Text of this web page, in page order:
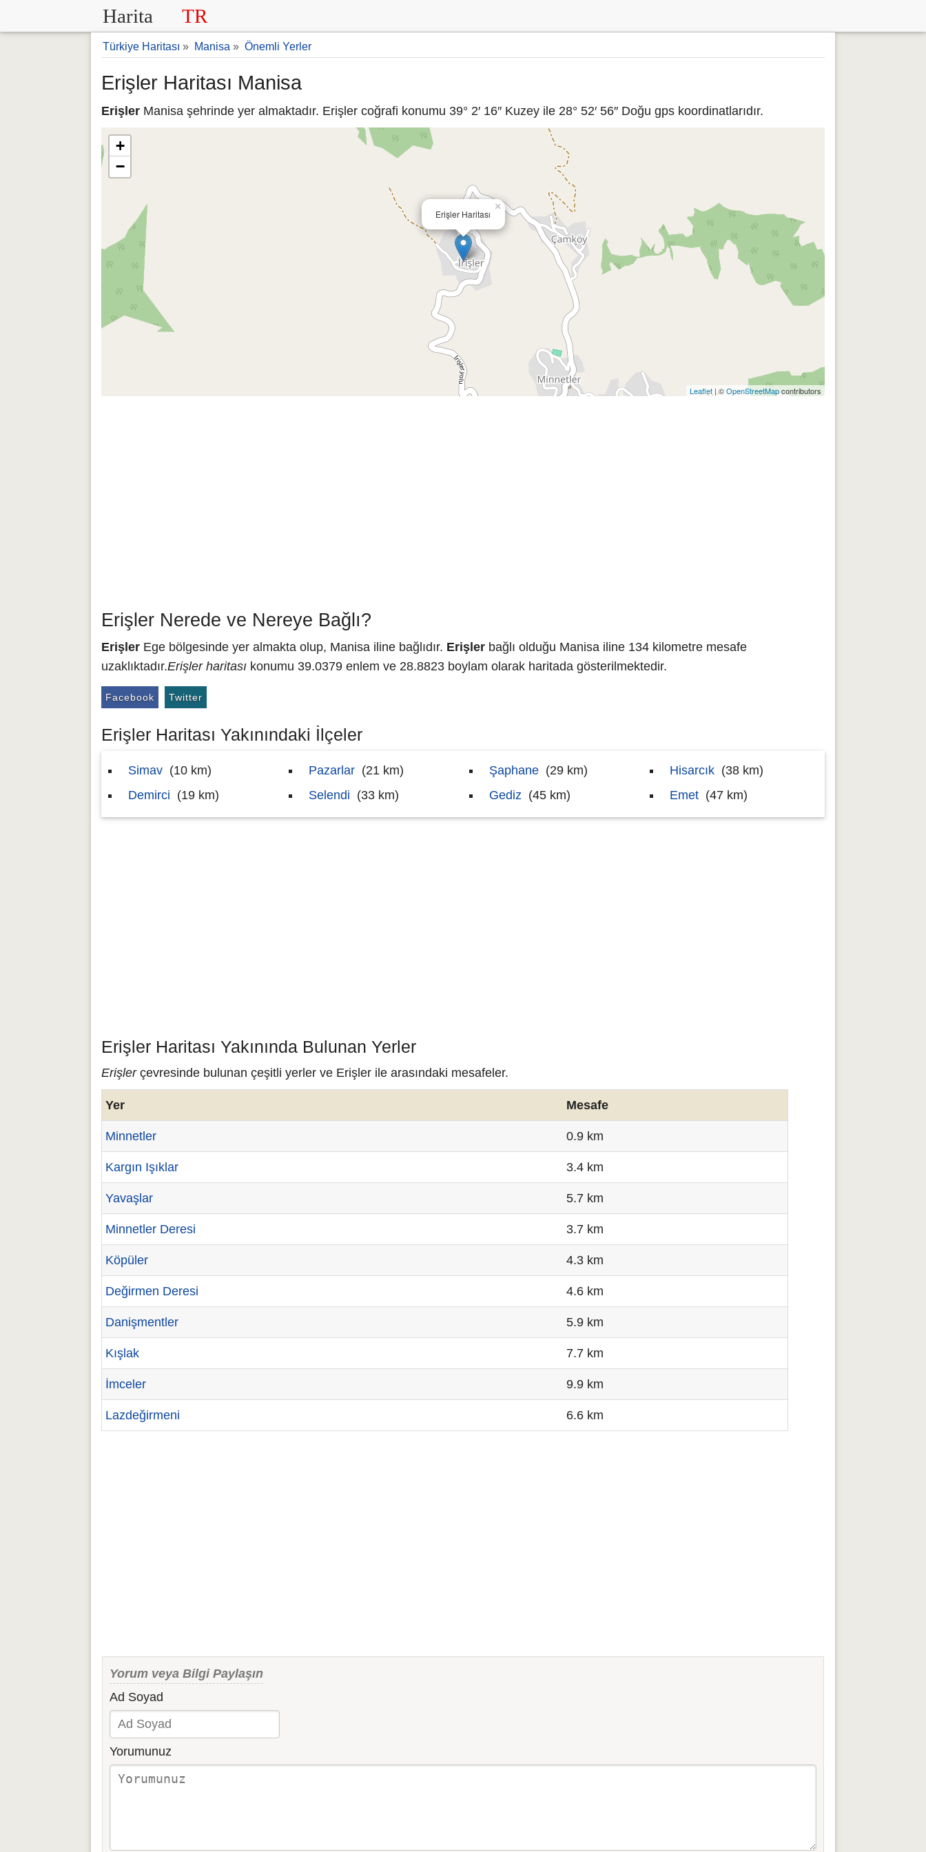
Harita TR
Türkiye Haritası » Manisa » Önemli Yerler
Erişler Haritası Manisa
Erişler Manisa şehrinde yer almaktadır. Erişler coğrafi konumu 39° 2′ 16″ Kuzey ile 28° 52′ 56″ Doğu gps koordinatlarıdır.
Erişler Haritası
×
+
−
Leaflet | ©OpenStreetMapcontributors
Erişler Nerede ve Nereye Bağlı?
Erişler Ege bölgesinde yer almakta olup, Manisa iline bağlıdır. Erişler bağlı olduğu Manisa iline 134 kilometre mesafe
uzaklıktadır.Erişler haritası konumu 39.0379 enlem ve 28.8823 boylam olarak haritada gösterilmektedir.
Facebook Twitter
Erişler Haritası Yakınındaki İlçeler
Simav (10 km)
Demirci (19 km)
Pazarlar (21 km)
Selendi (33 km)
Şaphane (29 km)
Gediz (45 km)
Hisarcık (38 km)
Emet (47 km)
Erişler Haritası Yakınında Bulunan Yerler
Erişlerçevresinde bulunan çeşitli yerler ve Erişler ile arasındaki mesafeler.
Yer Mesafe
Minnetler 0.9 km
Kargın Işıklar 3.4 km
Yavaşlar 5.7 km
Minnetler Deresi 3.7 km
Köpüler 4.3 km
Değirmen Deresi 4.6 km
Danişmentler 5.9 km
Kışlak 7.7 km
İmceler 9.9 km
Lazdeğirmeni 6.6 km
Yorum veya Bilgi Paylaşın
Ad Soyad
Yorumunuz